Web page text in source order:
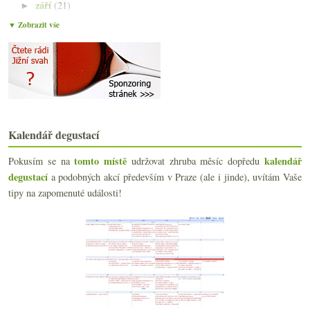
►září (21)
►srpna
►června
► května (21)
► dubna (21)
(Foto)deníček z průletu částí Burgundska II.
(Foto)deníček z průletu částí Burgundska I.
Dva rudé pozdravy z pekla
Krásný „podpultový“ ryzlink k suši
Slepá láhev a výborná netradiční růžovka
Burgundské zastavení aneb ochutnávka slušně
Paviáni, můry, magické sklo, bloggeři a hype důlež...
Výsledky ankety „Typické voňavky a vy“
Vinařství roku 2009 a ujetá oslava
Hvězdičko blýskavá… od Michelina
Degustační narozeniny v košířském sklípku
▼ Zobrazit vše
Kalendář degustací
Pokusím se natomto místě udržovat zhruba měsíc dopředukalendář
degustacía podobných akcí především v Praze (ale i jinde), uvítám Vaše
tipy na zapomenuté události!